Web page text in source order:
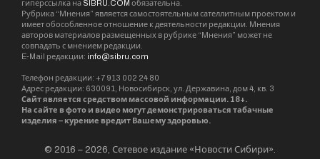
гиперссылка на SIBRU.COM обязательна.
Рубрика “Мнения” является самостоятельным сателлитным проектом и
имеет обособленное отношение к деятельности редакции. Мнения
авторов материалов размещенных в рубрике “Мнения” может не
совпадать с мнением редакции.
E-Mail редакции: info@sibru.com
Телефон редакции: +7 913 002 24 80
Адрес редакции: 630091, Новосибирск, ул. Державина, дом 4, кв. 3
Сайт является средством массовой информации. 18+.
На сайте в фото и видео могут демонстрироваться табачные
изделия – курение вредит Вашему здоровью.
© 2016 – 2026, Сетевое издание «Новости Сибири».